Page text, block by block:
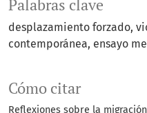
Palabras clave
desplazamiento forzado
contemporánea ensayo
Cómo citar
Reflexiones sobre la